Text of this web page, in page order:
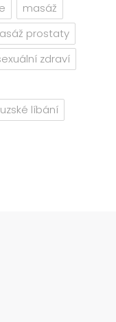
masáž
prostaty
zdraví
líbání